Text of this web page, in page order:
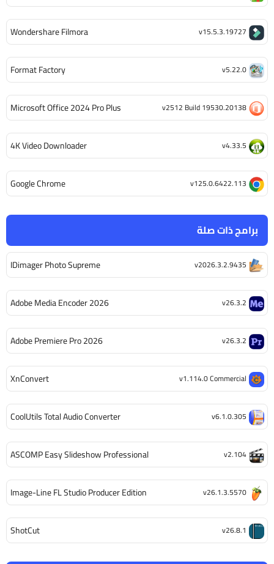
برامج ذات صلة
IDimager Photo Supreme v2026.3.2.9435
Adobe Media Encoder 2026 v26.3.2
Adobe Premiere Pro 2026 v26.3.2
XnConvert v1.114.0 Commercial
CoolUtils Total Audio Converter v6.1.0.305
ASCOMP Easy Slideshow Professional v2.104
Image-Line FL Studio Producer Edition v26.1.3.5570
ShotCut v26.8.1
Wondershare Filmora v15.5.3.19727
Format Factory v5.22.0
Microsoft Office 2024 Pro Plus v2512 Build 19530.20138
4K Video Downloader v4.33.5
Google Chrome v125.0.6422.113